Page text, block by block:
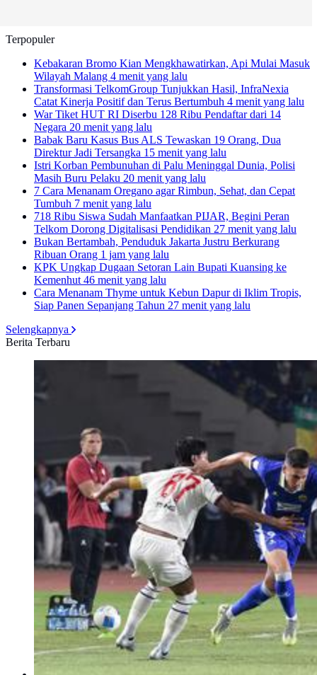
Terpopuler
Kebakaran Bromo Kian Mengkhawatirkan, Api Mulai Masuk
Wilayah Malang 4 menit yang lalu
Transformasi TelkomGroup Tunjukkan Hasil, InfraNexia
Catat Kinerja Positif dan Terus Bertumbuh 4 menit yang lalu
War Tiket HUT RI Diserbu 128 Ribu Pendaftar dari 14
Negara 20 menit yang lalu
Babak Baru Kasus Bus ALS Tewaskan 19 Orang, Dua
Direktur Jadi Tersangka 15 menit yang lalu
Istri Korban Pembunuhan di Palu Meninggal Dunia, Polisi
Masih Buru Pelaku 20 menit yang lalu
7 Cara Menanam Oregano agar Rimbun, Sehat, dan Cepat
Tumbuh 7 menit yang lalu
718 Ribu Siswa Sudah Manfaatkan PIJAR, Begini Peran
Telkom Dorong Digitalisasi Pendidikan 27 menit yang lalu
Bukan Bertambah, Penduduk Jakarta Justru Berkurang
Ribuan Orang 1 jam yang lalu
KPK Ungkap Dugaan Setoran Lain Bupati Kuansing ke
Kemenhut 46 menit yang lalu
Cara Menanam Thyme untuk Kebun Dapur di Iklim Tropis,
Siap Panen Sepanjang Tahun 27 menit yang lalu
Selengkapnya
Berita Terbaru